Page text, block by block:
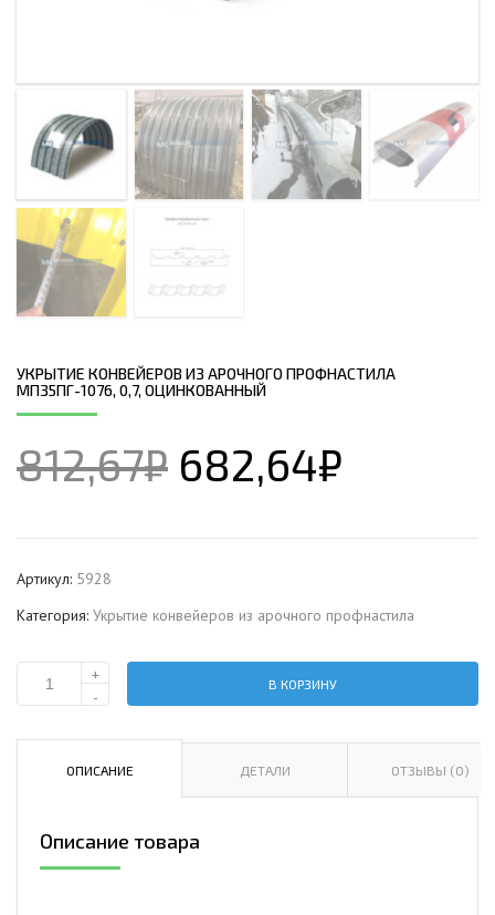
УКРЫТИЕ КОНВЕЙЕРОВ ИЗ АРОЧНОГО ПРОФНАСТИЛА
МП35ПГ-1076, 0,7, ОЦИНКОВАННЫЙ
812,67₽ 682,64₽
Артикул: 5928
Категория: Укрытие конвейеров из арочного профнастила
Количество
конвейеров
МП35ПГ-1076,
+
-
В КОРЗИНУ
ОПИСАНИЕ ДЕТАЛИ ОТЗЫВЫ (0)
Описание товара